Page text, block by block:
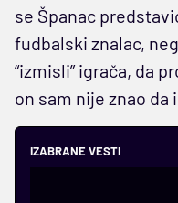
se Španac
fudbalski znalac,
“izmisli” igrača, da
on sam nije znao da
IZABRANE VESTI